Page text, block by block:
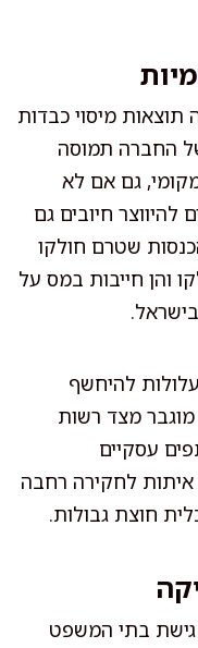
מיסוי כבדות
החברה תמוסה
גם אם לא
להיווצר חיובים גם
הכנסות שטרם חולקו
והן חייבות במס על
להיחשף
מוגבר מצד רשות
עסקיים
איתות לחקירה רחבה
חוצת גבולות.
גישת בתי המשפט